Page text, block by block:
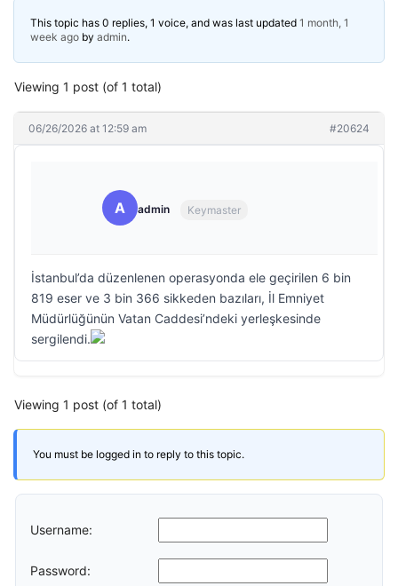
This topic has 0 replies, 1 voice, and was last updated 1 month, 1
week ago by admin.
Viewing 1 post (of 1 total)
06/26/2026 at 12:59 am #20624
A admin Keymaster
İstanbul’da düzenlenen operasyonda ele geçirilen 6 bin
819 eser ve 3 bin 366 sikkeden bazıları, İl Emniyet
Müdürlüğünün Vatan Caddesi’ndeki yerleşkesinde
sergilendi.
Viewing 1 post (of 1 total)
You must be logged in to reply to this topic.
Username:
Password: